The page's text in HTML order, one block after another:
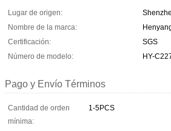
Lugar de origen:
Nombre de la marca:
Certificación:
SGS
Número de modelo:
HY-
Pago y Envío Términos
Cantidad de orden
mínima:
1-5PCS